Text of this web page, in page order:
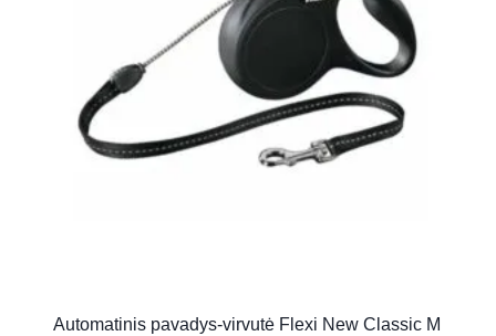
Automatinis pavadys-virvutė Flexi New Classic M